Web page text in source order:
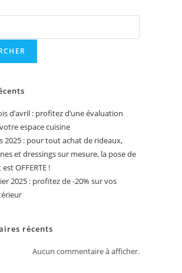
d’avril : profitez d’une évaluation
espace cuisine
2025 : pour tout achat de rideaux,
et dressings sur mesure, la pose de
OFFERTE !
2025 : profitez de -20% sur vos
récents
Aucun commentaire à afficher.